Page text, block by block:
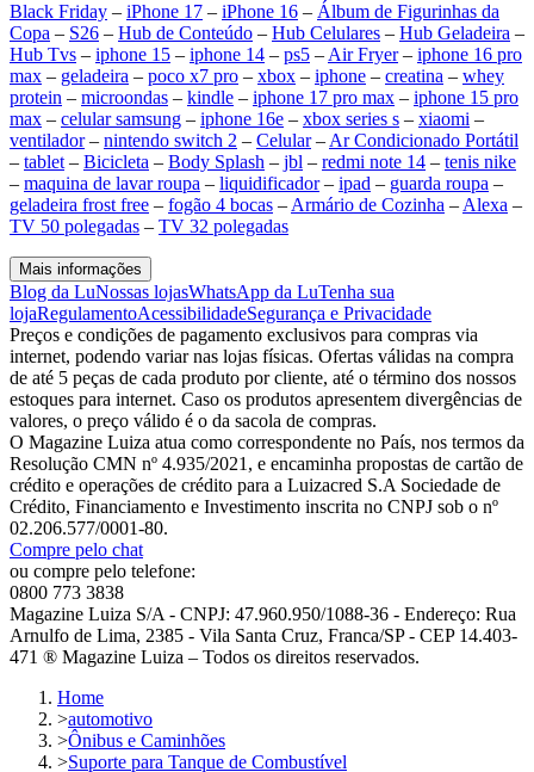
Black Friday – iPhone 17 – iPhone 16 – Álbum de Figurinhas da
Copa – S26 – Hub de Conteúdo – Hub Celulares – Hub Geladeira –
Hub Tvs – iphone 15 – iphone 14 – ps5 – Air Fryer– iphone 16 pro
max – geladeira – poco x7 pro – xbox – iphone – creatina – whey
protein – microondas – kindle – iphone 17 pro max – iphone 15 pro
max – celular samsung – iphone 16e – xbox series s – xiaomi –
ventilador– nintendo switch 2 – Celular– Ar Condicionado Portátil
– tablet – Bicicleta – Body Splash – jbl – redmi note 14 – tenis nike
– maquina de lavar roupa – liquidificador– ipad – guarda roupa –
geladeira frost free – fogão 4 bocas – Armário de Cozinha – Alexa –
TV 50 polegadas – TV 32 polegadas
Mais informações
Blog da LuNossas lojasWhatsApp da LuTenha sua
lojaRegulamentoAcessibilidadeSegurança e Privacidade
Preços e condições de pagamento exclusivos para compras via
internet, podendo variar nas lojas físicas. Ofertas válidas na compra
de até 5 peças de cada produto por cliente, até o término dos nossos
estoques para internet. Caso os produtos apresentem divergências de
valores, o preço válido é o da sacola de compras.
O Magazine Luiza atua como correspondente no País, nos termos da
Resolução CMN nº 4.935/2021, e encaminha propostas de cartão de
crédito e operações de crédito para a Luizacred S.A Sociedade de
Crédito, Financiamento e Investimento inscrita no CNPJ sob o nº
02.206.577/0001-80.
Compre pelo chat
ou compre pelo telefone:
0800 773 3838
Magazine Luiza S/A - CNPJ: 47.960.950/1088-36 - Endereço: Rua
Arnulfo de Lima, 2385 - Vila Santa Cruz, Franca/SP - CEP 14.403-
471 ® Magazine Luiza – Todos os direitos reservados.
Home
>automotivo
>Ônibus e Caminhões
>Suporte para Tanque de Combustível